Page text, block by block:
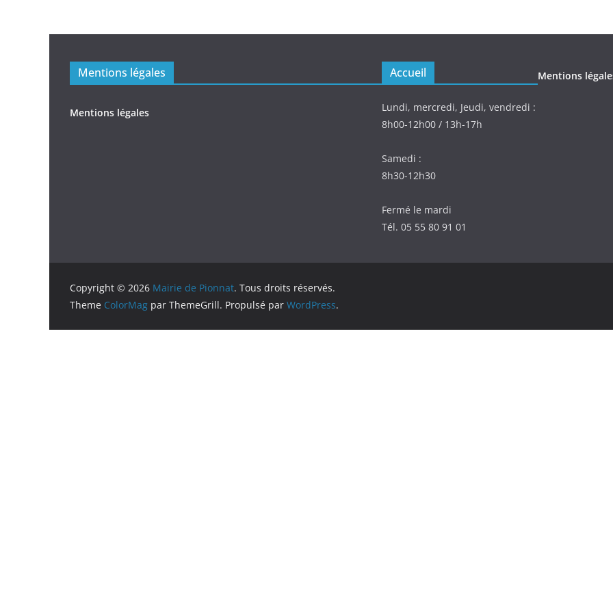
Mentions légales
Mentions légales
Accueil
Lundi, mercredi, Jeudi, vendredi :
8h00-12h00 / 13h-17h
Samedi :
8h30-12h30
Fermé le mardi
Tél. 05 55 80 91 01
Mentions
Copyright © 2026 Mairie de Pionnat. Tous droits réservés.
Theme ColorMag par ThemeGrill. Propulsé par WordPress.